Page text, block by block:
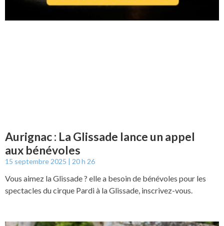
Aurignac : La Glissade lance un appel
aux bénévoles
15 septembre 2025 20 h 26
Vous aimez la Glissade ? elle a besoin de bénévoles pour les
spectacles du cirque Pardi à la Glissade, inscrivez-vous.